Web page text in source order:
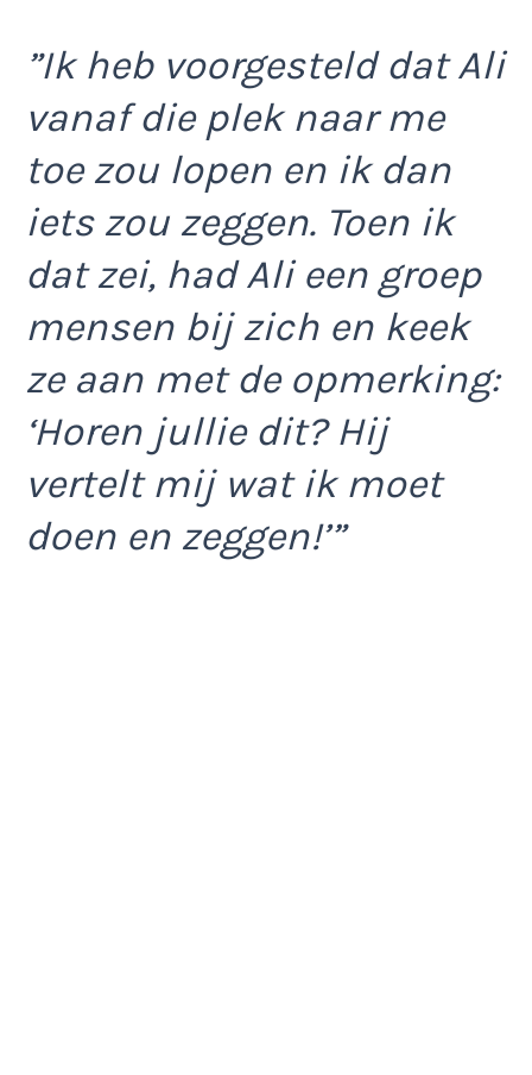
”Ik heb voorgesteld dat Ali
vanaf die plek naar me
toe zou lopen en ik dan
iets zou zeggen. Toen ik
dat zei, had Ali een groep
mensen bij zich en keek
ze aan met de opmerking:
‘Horen jullie dit? Hij
vertelt mij wat ik moet
doen en zeggen!’”